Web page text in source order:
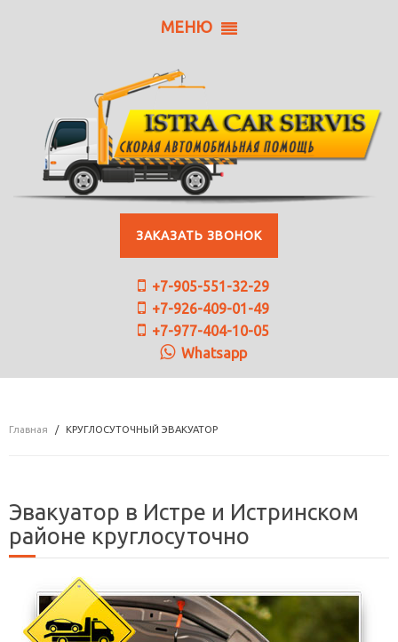
МЕНЮ
ЗАКАЗАТЬ ЗВОНОК
+7-905-551-32-29
+7-926-409-01-49
+7-977-404-10-05
Whatsapp
Главная КРУГЛОСУТОЧНЫЙ ЭВАКУАТОР
Эвакуатор в Истре и Истринском
районе круглосуточно